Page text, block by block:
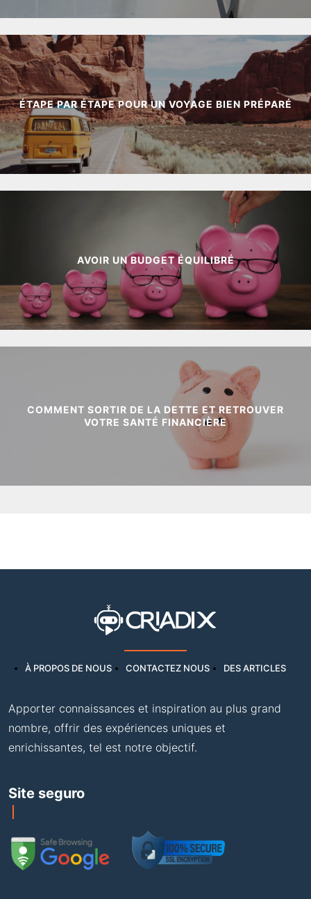
ÉTAPE PAR ÉTAPE POUR UN VOYAGE BIEN PRÉPARÉ
AVOIR UN BUDGET ÉQUILIBRÉ
COMMENT SORTIR DE LA DETTE ET RETROUVER
VOTRE SANTÉ FINANCIÈRE
À PROPOS DE NOUS CONTACTEZ NOUS DES ARTICLES
Apporter connaissances et inspiration au plus grand
nombre, offrir des expériences uniques et
enrichissantes, tel est notre objectif.
Site seguro